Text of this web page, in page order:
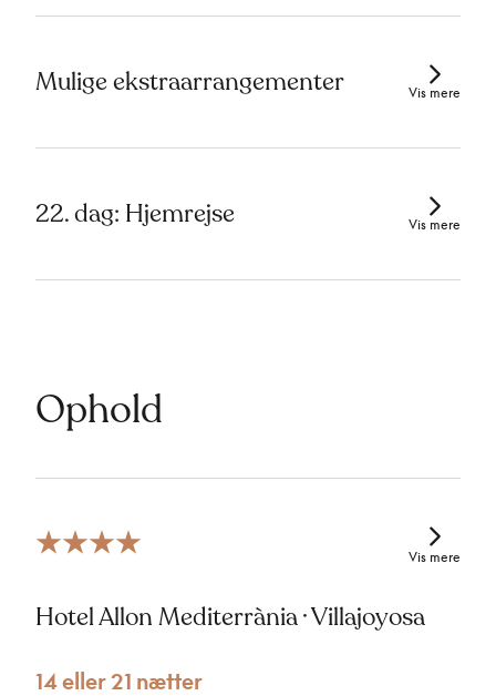
Mulige ekstraarrangementer Vis mere
22. dag: Hjemrejse Vis mere
Ophold
Hotel Allon Mediterrània · Villajoyosa
14 eller 21 nætter
Vis mere